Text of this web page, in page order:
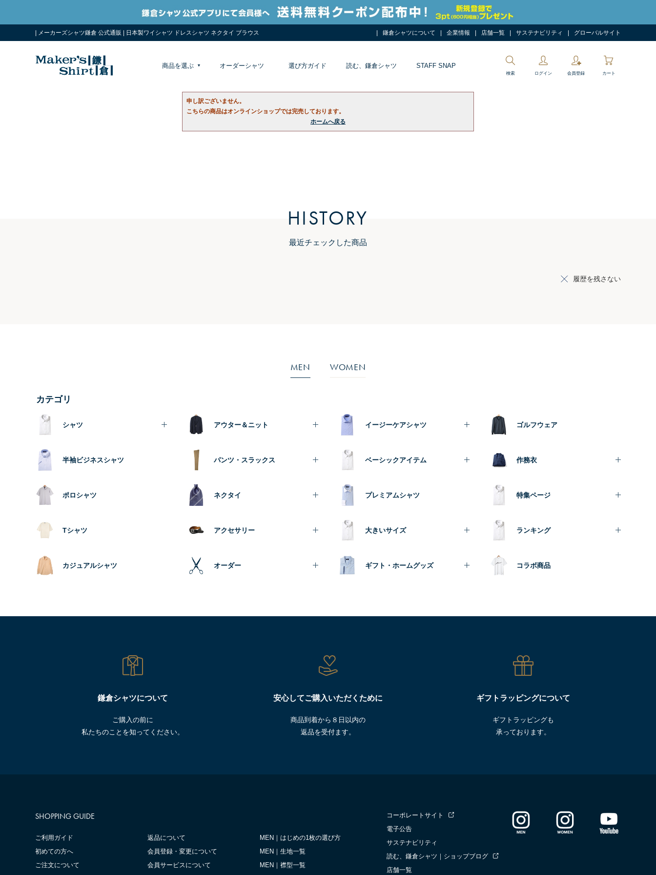
| メーカーズシャツ鎌倉 公式通販 | 日本製ワイシャツ ドレスシャツ ネクタイ ブラウス 鎌倉シャツについて 企業情報 店舗一覧 サステナビリティ グローバルサイト
商品を選ぶ オーダーシャツ 選び方ガイド 読む、鎌倉シャツ STAFF SNAP
検索 ログイン 会員登録 カート
申し訳ございません。
こちらの商品はオンラインショップでは完売しております。
ホームへ戻る
HISTORY
最近チェックした商品
履歴を残さない
MEN WOMEN
カテゴリ
シャツ
半袖ビジネスシャツ
ポロシャツ
Tシャツ
カジュアルシャツ
アウター＆ニット
パンツ・スラックス
ネクタイ
アクセサリー
オーダー
イージーケアシャツ
ベーシックアイテム
プレミアムシャツ
大きいサイズ
ギフト・ホームグッズ
ゴルフウェア
作務衣
特集ページ
ランキング
コラボ商品
鎌倉シャツについて
ご購入の前に
私たちのことを知ってください。
安心してご購入いただくために
商品到着から８日以内の
返品を受付ます。
ギフトラッピングについて
ギフトラッピングも
承っております。
SHOPPING GUIDE
ご利用ガイド
初めての方へ
ご注文について
返品について
会員登録・変更について
会員サービスについて
MEN｜はじめの1枚の選び方
MEN｜生地一覧
MEN｜襟型一覧
コーポレートサイト
電子公告
サステナビリティ
読む、鎌倉シャツ｜ショップブログ
店舗一覧